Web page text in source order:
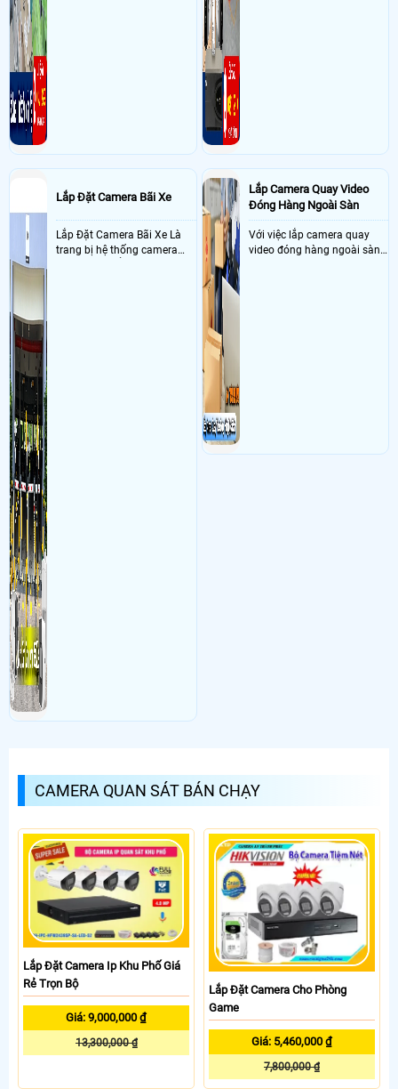
Lắp Đặt Camera Bãi Xe
Lắp Đặt Camera Bãi Xe Là
trang bị hệ thống camera
Lắp Camera Quay Video
Đóng Hàng Ngoài Sàn
Với việc lắp camera quay
video đóng hàng ngoài sàn
CAMERA QUAN SÁT BÁN CHẠY
Lắp Đặt Camera Ip Khu Phố Giá
Rẻ Trọn Bộ
Giá: 9,000,000 ₫
13,300,000 ₫
Lắp Đặt Camera Cho Phòng
Game
Giá: 5,460,000 ₫
7,800,000 ₫